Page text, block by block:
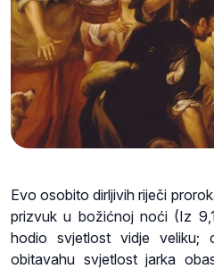
Evo osobito dirljivih riječi
prizvuk u božićnoj noći (Iz
hodio svjetlost vidje veliku;
obitavahu svjetlost jarka